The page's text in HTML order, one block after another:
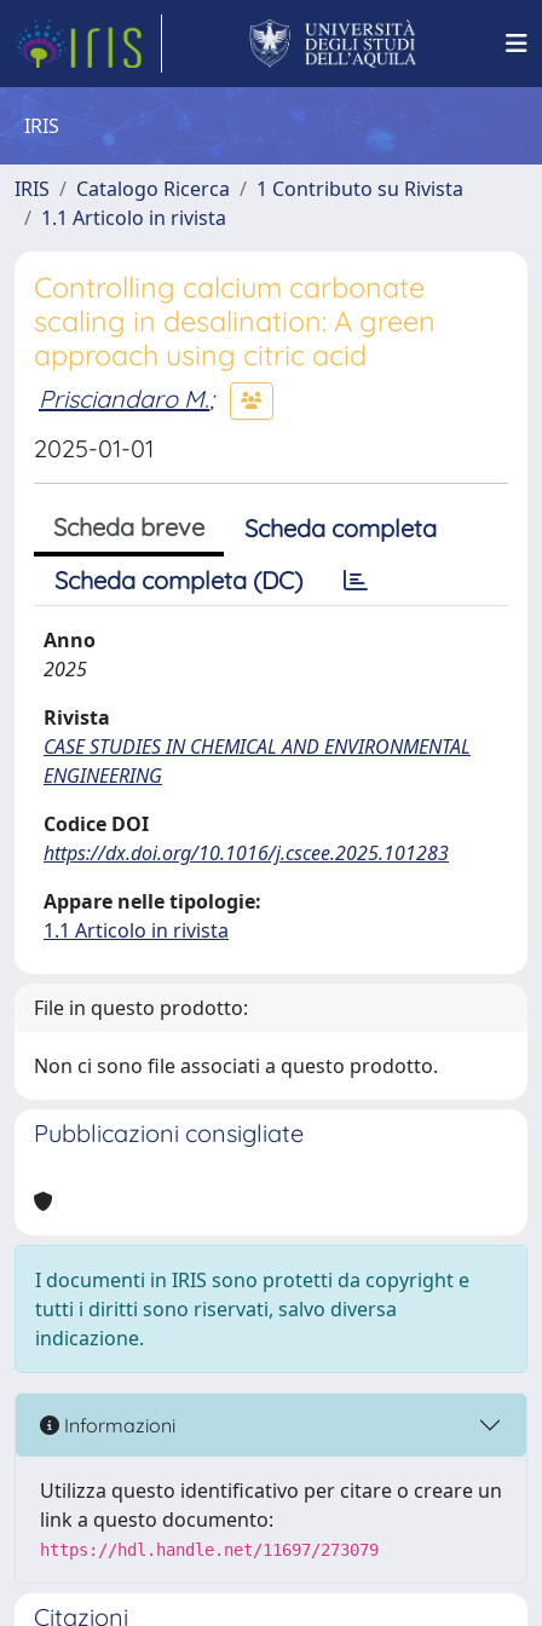
IRIS
IRIS Catalogo Ricerca
1 Contributo su Rivista
1.1 Articolo in rivista
Controlling calcium carbonate
scaling in desalination: A green
approach using citric acid
Prisciandaro M.;
2025-01-01
Scheda breve
Scheda completa
Scheda completa (DC)
Anno
2025
Rivista
CASE STUDIES IN CHEMICAL AND ENVIRONMENTAL
ENGINEERING
Codice DOI
https://dx.doi.org/10.1016/j.cscee.2025.101283
Appare nelle tipologie:
1.1 Articolo in rivista
File in questo prodotto:
Non ci sono file associati a questo prodotto.
Pubblicazioni consigliate
I documenti in IRIS sono protetti da copyright e
tutti i diritti sono riservati, salvo diversa
indicazione.
Informazioni
Utilizza questo identificativo per citare o creare un
link a questo documento:
https://hdl.handle.net/11697/273079
Citazioni